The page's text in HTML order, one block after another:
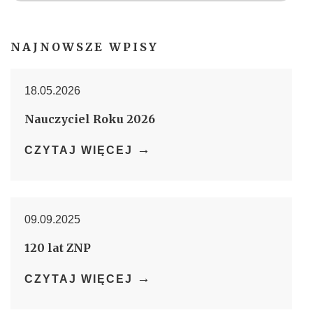
NAJNOWSZE WPISY
18.05.2026
Nauczyciel Roku 2026
CZYTAJ WIĘCEJ →
09.09.2025
120 lat ZNP
CZYTAJ WIĘCEJ →